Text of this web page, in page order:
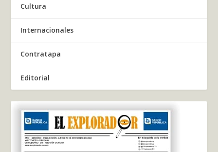
Cultura
Internacionales
Contratapa
Editorial